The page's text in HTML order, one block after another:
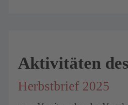
Aktivitäten
Herbstbrief 2025